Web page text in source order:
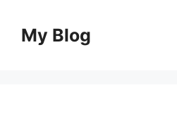
contentMy Blog